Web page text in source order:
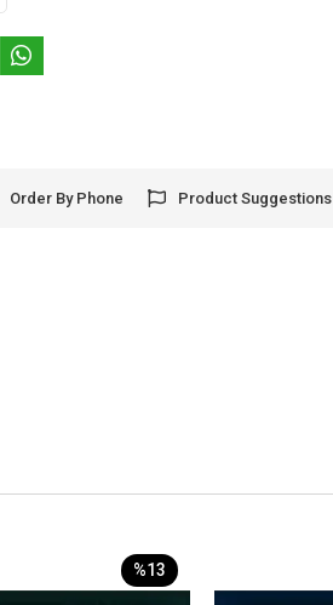
Order By Phone Product Suggestions
%13